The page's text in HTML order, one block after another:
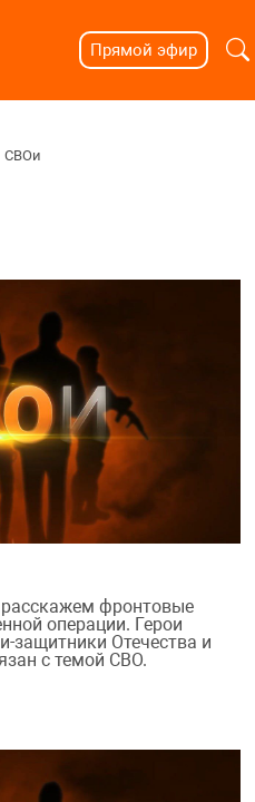
Прямой эфир
СВОи
фронтовые
операции. Герои
Отечества и
с темой СВО.